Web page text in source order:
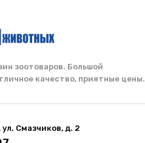
зоотоваров. Большой
качество, приятные цены.
ул. Смазчиков, д. 2